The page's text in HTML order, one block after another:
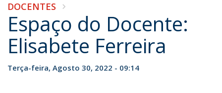
DOCENTES
Espaço do Docente:
Elisabete Ferreira
Terça-feira, Agosto 30, 2022 - 09:14